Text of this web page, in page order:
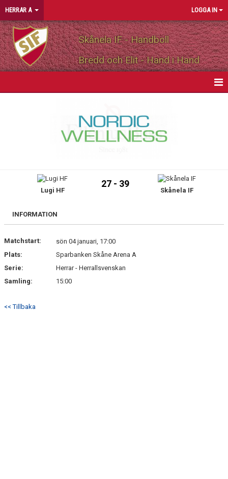
HERRAR A LOGGA IN
Skånela IF - Handboll
Bredd och Elit - Hand i Hand
PERSONLIGA PARTNERS
DOKUMENT
KONTAKT
Lugi HF
27 - 39
Skånela IF
INFORMATION
Matchstart:
sön 04 januari, 17:00
Plats:
Sparbanken Skåne Arena A
Serie:
Herrar - Herrallsvenskan
Samling:
15:00
<< Tillbaka